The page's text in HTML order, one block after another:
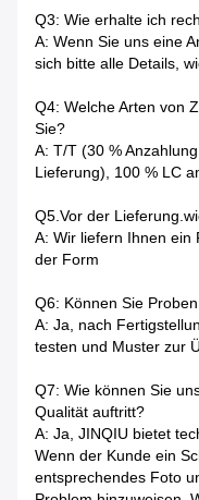
Q3: Wie erhalte ich
A: Wenn Sie uns eine
sich bitte alle Details,
Q4: Welche Arten von
Sie?
A: T/T (30 %
Lieferung), 100 % LC
Q5.Vor der
A: Wir liefern Ihnen ein
der Form
Q6: Können Sie
A: Ja, nach
testen und Muster zur
Q7: Wie können Sie
Qualität auftritt?
A: Ja, JINQIU bietet
Wenn der Kunde ein
entsprechendes Foto